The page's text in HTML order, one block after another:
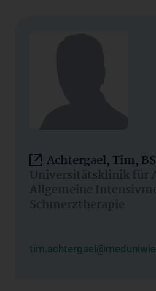
Achtergael, Tim,
Universitätsklinik für
Allgemeine
Schmerztherapie